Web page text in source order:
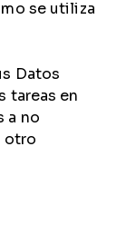
se utiliza
Datos
tareas en
a no
otro